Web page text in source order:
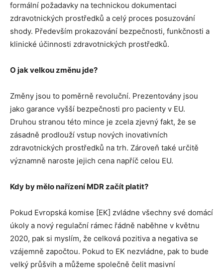
formální požadavky na technickou dokumentaci
zdravotnických prostředků a celý proces posuzování
shody. Především prokazování bezpečnosti, funkčnosti a
klinické účinnosti zdravotnických prostředků.
O jak velkou změnu jde?
Změny jsou to poměrně revoluční. Prezentovány jsou
jako garance vyšší bezpečnosti pro pacienty v EU.
Druhou stranou této mince je zcela zjevný fakt, že se
zásadně prodlouží vstup nových inovativních
zdravotnických prostředků na trh. Zároveň také určitě
významně naroste jejich cena napříč celou EU.
Kdy by mělo nařízení MDR začít platit?
Pokud Evropská komise [EK] zvládne všechny své domácí
úkoly a nový regulační rámec řádně naběhne v květnu
2020, pak si myslím, že celková pozitiva a negativa se
vzájemně započtou. Pokud to EK nezvládne, pak to bude
velký průšvih a můžeme společně čelit masivní